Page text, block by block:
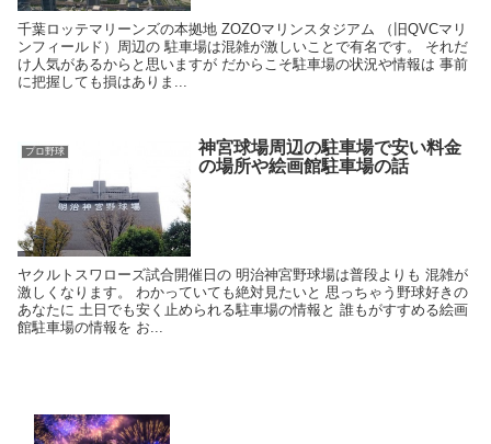
千葉ロッテマリーンズの本拠地 ZOZOマリンスタジアム （旧QVCマリ
ンフィールド）周辺の 駐車場は混雑が激しいことで有名です。 それだ
け人気があるからと思いますが だからこそ駐車場の状況や情報は 事前
に把握しても損はありま...
プロ野球
神宮球場周辺の駐車場で安い料金
の場所や絵画館駐車場の話
ヤクルトスワローズ試合開催日の 明治神宮野球場は普段よりも 混雑が
激しくなります。 わかっていても絶対見たいと 思っちゃう野球好きの
あなたに 土日でも安く止められる駐車場の情報と 誰もがすすめる絵画
館駐車場の情報を お...